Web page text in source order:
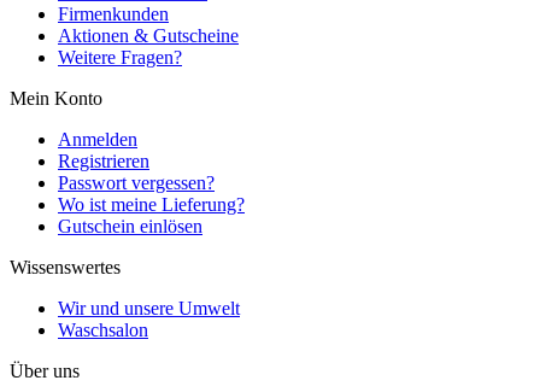
Firmenkunden
Aktionen & Gutscheine
Weitere Fragen?
Mein Konto
Anmelden
Registrieren
Passwort vergessen?
Wo ist meine Lieferung?
Gutschein einlösen
Wissenswertes
Wir und unsere Umwelt
Waschsalon
Über uns